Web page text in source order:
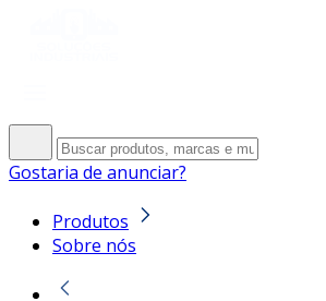
Gostaria de anunciar?
Produtos
Sobre nós